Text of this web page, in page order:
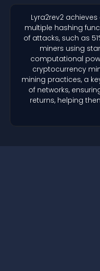
Lyra2rev2
multiple hashing
of attacks, such as
miners using
computational
cryptocurrency
mining practices, a
of networks,
returns, helping